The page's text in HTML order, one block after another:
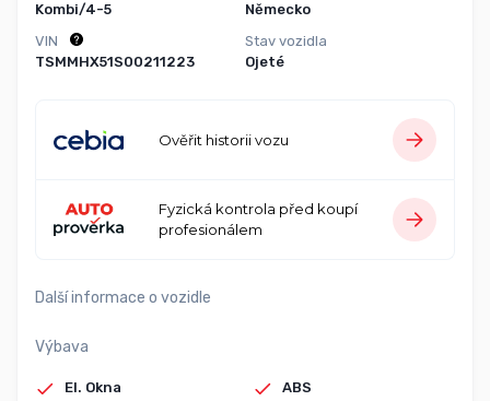
Kombi/4-5
Německo
VIN
TSMMHX51S00211223
Stav vozidla
Ojeté
Ověřit historii vozu
Fyzická kontrola před koupí
profesionálem
Další informace o vozidle
Výbava
El. Okna ABS